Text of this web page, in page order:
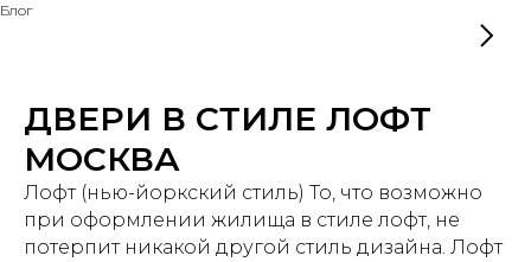
Блог
ДВЕРИ В СТИЛЕ ЛОФТ
МОСКВА
Лофт (нью-йоркский стиль) То, что возможно
при оформлении жилища в стиле лофт, не
потерпит никакой другой стиль дизайна. Лофт